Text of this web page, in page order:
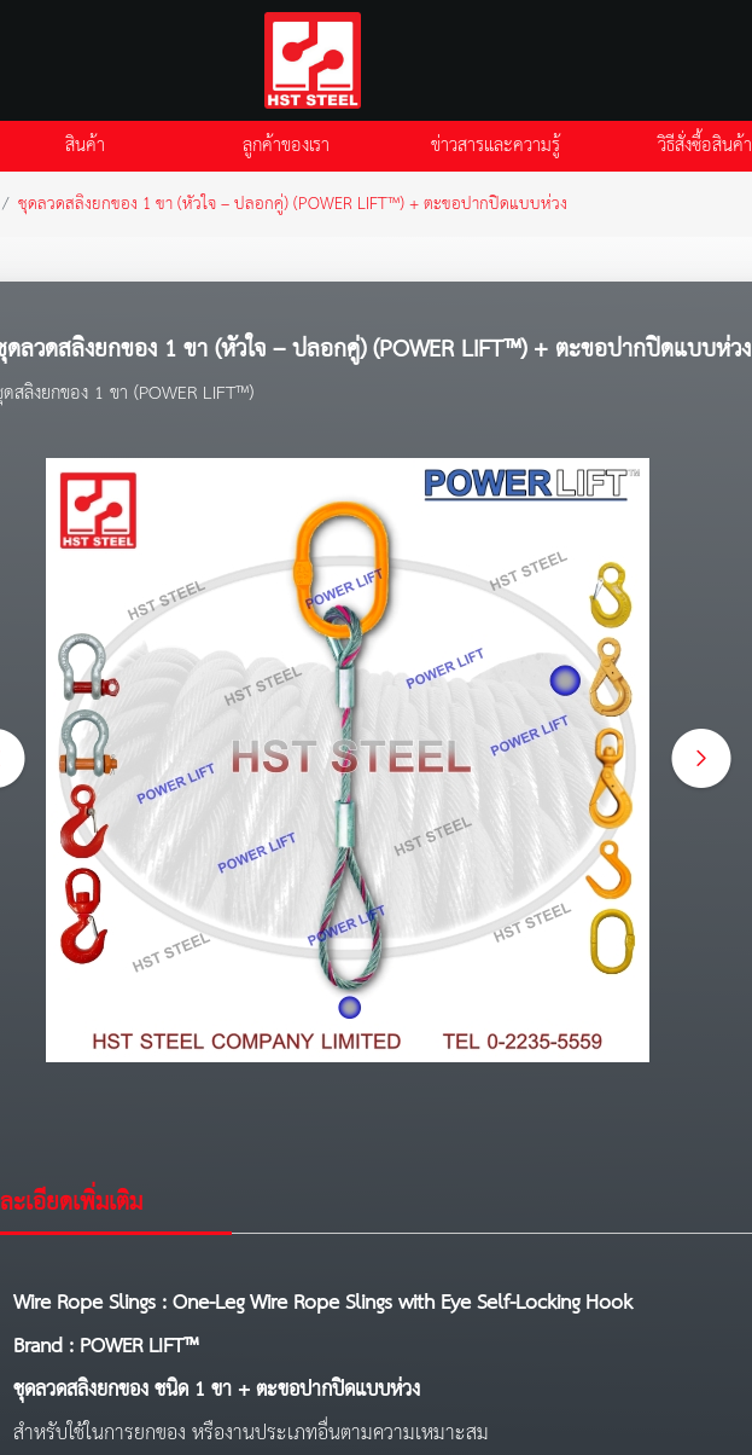
สินค้า ลูกค้าของเรา ข่าวสารและความรู้ วิธีสั่งซื้อสินค้า
ชุดลวดสลิงยกของ 1 ขา (หัวใจ – ปลอกคู่) (POWER LIFT™) + ตะขอปากปิดแบบห่วง
ลวดสลิงยกของ 1 ขา (หัวใจ – ปลอกคู่) (POWER LIFT™) + ตะขอปากปิดแบบห่วง
สลิงยกของ 1 ขา (POWER LIFT™)
ะเอียดเพิ่มเติม
Wire Rope Slings : One-Leg Wire Rope Slings with Eye Self-Locking Hook
Brand : POWER LIFT™
ชุดลวดสลิงยกของ ชนิด 1 ขา + ตะขอปากปิดแบบห่วง
สำหรับใช้ในการยกของ หรืองานประเภทอื่นตามความเหมาะสม